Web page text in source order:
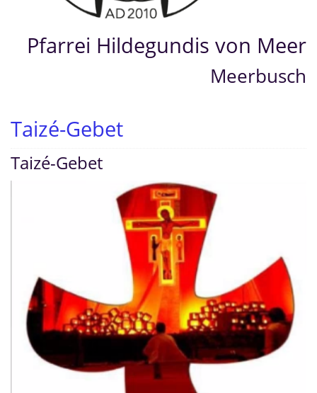
Pfarrei Hildegundis von Meer
Meerbusch
Taizé-Gebet
Taizé-Gebet